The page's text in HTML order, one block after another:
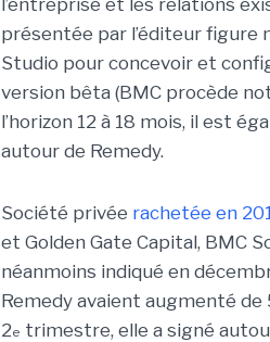
l’entreprise et les relations
présentée par l’éditeur figure
Studio pour concevoir et
version bêta (BMC procède
l’horizon 12 à 18 mois, il est
autour de Remedy.
Société privée rachetée en
et Golden Gate Capital, BMC
néanmoins indiqué en
Remedy avaient augmenté
2e trimestre, elle a signé